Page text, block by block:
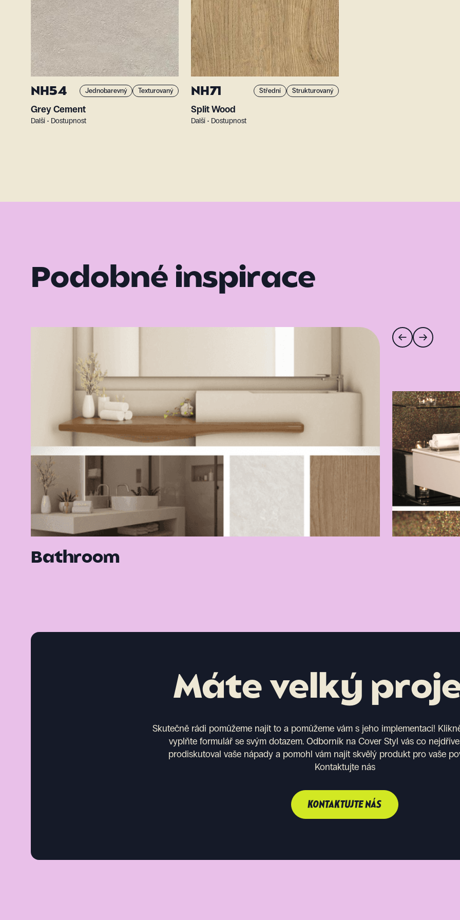
NH54 Jednobarevný Texturovaný
Grey Cement
Další • Dostupnost
NH71 Střední Strukturovaný
Split Wood
Další • Dostupnost
Podobné inspirace
Bathroom
Máte velký
Skutečně rádi pomůžeme najít to a pomůžeme vám s jeho implementací!
vyplňte formulář se svým dotazem. Odborník na Cover Styl vás co
prodiskutoval vaše nápady a pomohl vám najít skvělý produkt pro vaše
Kontaktujte nás
KONTAKTUJTE NÁS